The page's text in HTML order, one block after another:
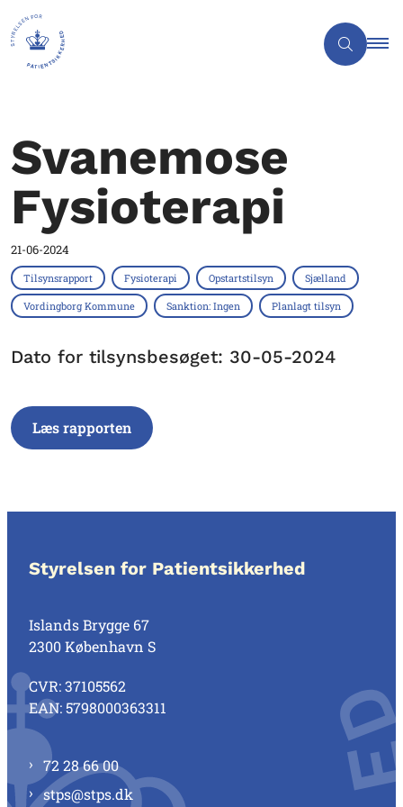
Svanemose
Fysioterapi
21-06-2024
Tilsynsrapport Fysioterapi Opstartstilsyn Sjælland
Vordingborg Kommune Sanktion: Ingen Planlagt tilsyn
Dato for tilsynsbesøget: 30-05-2024
Læs rapporten
Styrelsen for Patientsikkerhed
Islands Brygge 67
2300 København S
CVR: 37105562
EAN: 5798000363311
72 28 66 00
stps@stps.dk